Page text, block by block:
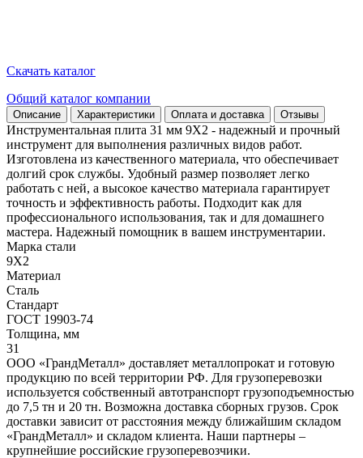
Скачать каталог
Общий каталог компании
Описание Характеристики Оплата и доставка Отзывы
Инструментальная плита 31 мм 9Х2 - надежный и прочный
инструмент для выполнения различных видов работ.
Изготовлена из качественного материала, что обеспечивает
долгий срок службы. Удобный размер позволяет легко
работать с ней, а высокое качество материала гарантирует
точность и эффективность работы. Подходит как для
профессионального использования, так и для домашнего
мастера. Надежный помощник в вашем инструментарии.
Марка стали
9Х2
Материал
Сталь
Стандарт
ГОСТ 19903-74
Толщина, мм
31
ООО «ГрандМеталл» доставляет металлопрокат и готовую
продукцию по всей территории РФ. Для грузоперевозки
используется собственный автотранспорт грузоподъемностью
до 7,5 тн и 20 тн. Возможна доставка сборных грузов. Срок
доставки зависит от расстояния между ближайшим складом
«ГрандМеталл» и складом клиента. Наши партнеры –
крупнейшие российские грузоперевозчики.